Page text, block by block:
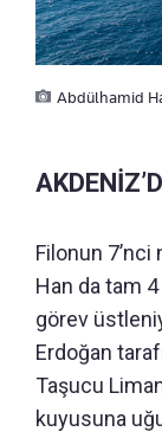
Abdülhamid
Filonun
Han da tam 4
görev
Erdoğan
Taşucu
kuyusuna